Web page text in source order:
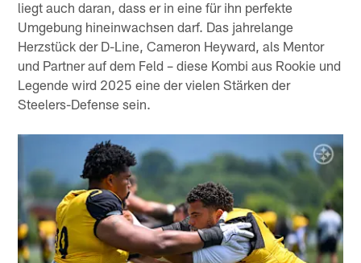
liegt auch daran, dass er in eine für ihn perfekte
Umgebung hineinwachsen darf. Das jahrelange
Herzstück der D-Line, Cameron Heyward, als Mentor
und Partner auf dem Feld – diese Kombi aus Rookie und
Legende wird 2025 eine der vielen Stärken der
Steelers-Defense sein.